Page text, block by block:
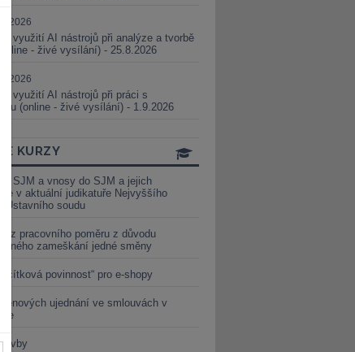
využití AI nástrojů při analýze a tvorbě
- živé vysílání) - 25.8.2026
využití AI nástrojů při práci s
(online - živé vysílání) - 1.9.2026
KURZY
ze SJM a vnosy do SJM a jejich
v aktuální judikatuře Nejvyššího
Ústavního soudu
z pracovního poměru z důvodu
zameškání jedné směny
povinnost“ pro e-shopy
cenových ujednání ve smlouvách v